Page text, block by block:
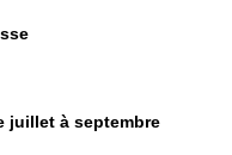
juillet à septembre